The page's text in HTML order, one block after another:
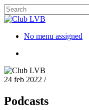
No menu assigned
24 feb 2022 /
Podcasts